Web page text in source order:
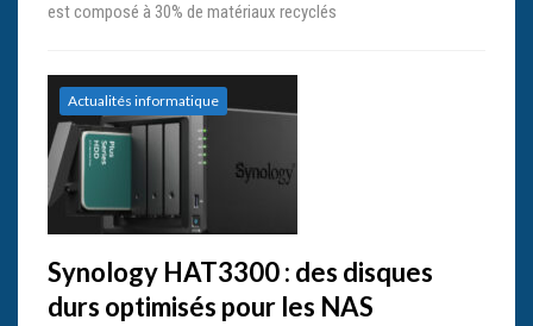
est composé à 30% de matériaux recyclés
Actualités informatique
Synology HAT3300 : des disques
durs optimisés pour les NAS